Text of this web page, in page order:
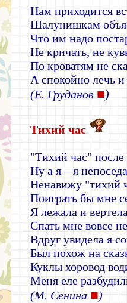
Нам приходится
Шалунишкам
Что им надо
Не кричать, не
По кроватям не
А спокойно лечь и
(Е. Груданов ■)
Тихий час
"Тихий час" после
Ну а я – я
Ненавижу "тихий
Поиграть бы мне
Я лежала и
Спать мне вовсе
Вдруг увидела я
Был похож на
Куклы хоровод
Меня еле
(М. Сенина ■)